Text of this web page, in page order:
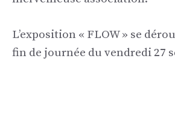
L’exposition « FLOW » se
fin de journée du vendredi 27